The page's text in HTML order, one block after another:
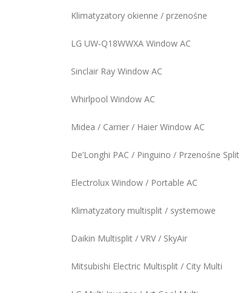
Klimatyzatory okienne / przenośne
LG UW‑Q18WWXA Window AC
Sinclair Ray Window AC
Whirlpool Window AC
Midea / Carrier / Haier Window AC
De’Longhi PAC / Pinguino / Przenośne Split
Electrolux Window / Portable AC
Klimatyzatory multisplit / systemowe
Daikin Multisplit / VRV / SkyAir
Mitsubishi Electric Multisplit / City Multi